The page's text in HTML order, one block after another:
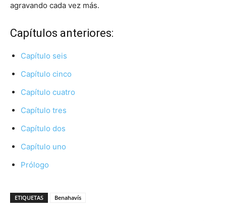
agravando cada vez más.
Capítulos anteriores:
Capítulo seis
Capítulo cinco
Capítulo cuatro
Capítulo tres
Capítulo dos
Capítulo uno
Prólogo
ETIQUETAS Benahavís